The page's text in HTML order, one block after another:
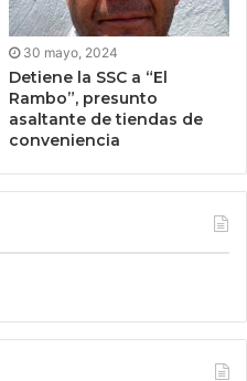
30 mayo, 2024
Detiene la SSC a “El
Rambo”, presunto
asaltante de tiendas de
conveniencia